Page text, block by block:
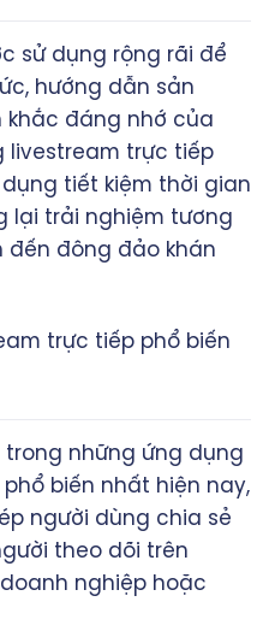
sử dụng rộng rãi để
hướng dẫn sản
khắc đáng nhớ của
livestream trực tiếp
tiết kiệm thời gian
lại trải nghiệm tương
đông đảo khán
trực tiếp phổ biến
trong những ứng dụng
biến nhất hiện nay,
người dùng chia sẻ
theo dõi trên
nghiệp hoặc